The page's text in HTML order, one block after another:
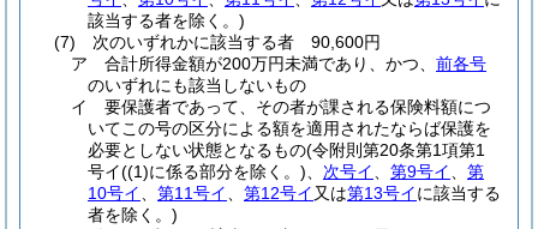
該当する者を除く。)
(7)
次のいずれかに該当する者 90,600円
ア
合計所得金額が200万円未満であり、かつ、 前各号
のいずれにも該当しないもの
イ
要保護者であって、その者が課される保険料額につ
いてこの号の区分による額を適用されたならば保護を
必要としない状態となるもの(令附則第20条第1項第1
号イ((1)に係る部分を除く。) 次号イ 第9号イ
第
10号イ
第11号イ 第12号イ 又は第13号イに該当する
者を除く。)